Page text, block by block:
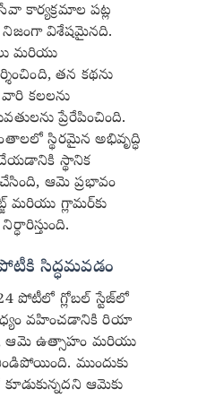
కార్యక్రమాల పట్ల
విశేషమైనది.
మరియు
తన కథను
కలలను
ప్రేరేపించింది.
స్థిరమైన అభివృద్ధి
చేయడానికి స్థానిక
ఆమె ప్రభావం
మరియు గ్లామర్‌కు
సిద్ధమవడం
పోటీలో గ్లోబల్ స్టేజ్‌లో
వహించడానికి రియా
ఆమె ఉత్సాహం మరియు
ముందుకు
ఆమెకు